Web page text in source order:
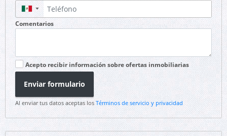
▼
Comentarios
Acepto recibir información sobre ofertas inmobiliarias
Enviar formulario
Al enviar tus datos aceptas losTérminos de servicio y privacidad